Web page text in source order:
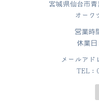
宮城県仙台市
オーク
営業時
休業日
メールアド
TEL